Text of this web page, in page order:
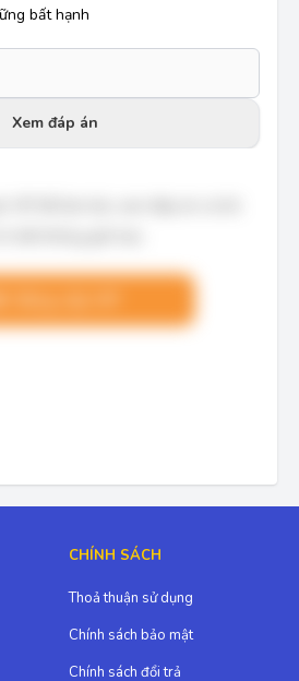
bất hạnh
Xem đáp án
CHÍNH SÁCH
Thoả thuận sử dụng
Chính sách bảo mật
Chính sách đổi trả